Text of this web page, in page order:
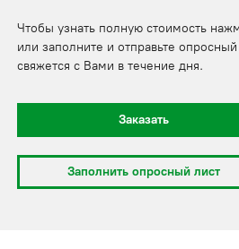
Чтобы узнать полную стоимость
или заполните и отправьте
свяжется с Вами в течение дня.
Заказать
Заполнить опросный лист